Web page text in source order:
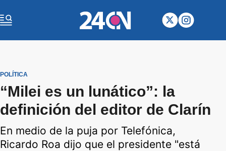
POLÍTICA
“Milei es un lunático”: la
definición del editor de Clarín
En medio de la puja por Telefónica,
Ricardo Roa dijo que el presidente "está